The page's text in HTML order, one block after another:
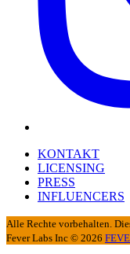
KONTAKT
LICENSING
PRESS
INFLUENCERS
Alle Rechte vorbehalten.
Fever Labs Inc © 2026